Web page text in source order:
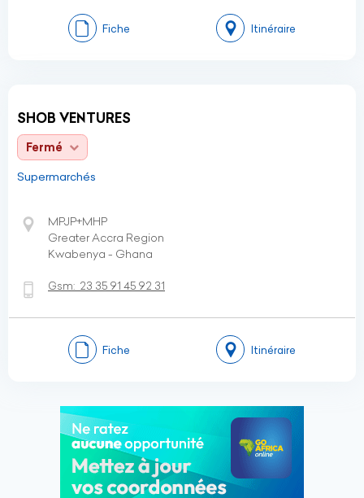
Fiche Itinéraire
SHOB VENTURES
Fermé
Supermarchés
MPJP+MHP
Greater Accra Region
Kwabenya - Ghana
Gsm: 23 35 91 45 92 31
Fiche Itinéraire